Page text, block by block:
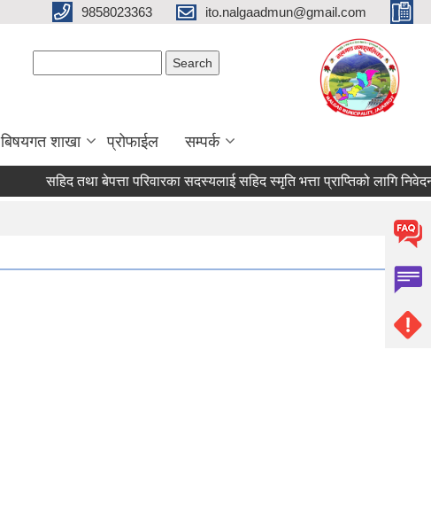
9858023363 ito.nalgaadmun@gmail.com
बिषयगत शाखा प्रोफाईल सम्पर्क
सहिद तथा बेपत्ता परिवारका सदस्यलाई सहिद स्मृति भत्ता प्राप्तिको लागि निवेदन दिने